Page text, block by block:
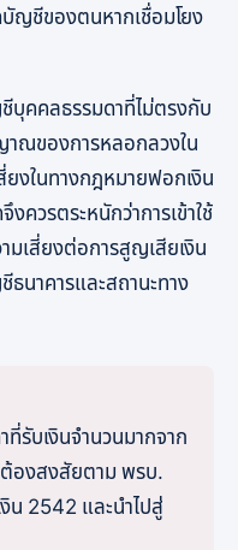
ญชีของตนหากเชื่อมโยง
บุคคลธรรมดาที่ไม่ตรงกับ
ณของการหลอกลวงใน
งในทางกฎหมายฟอกเงิน
ควรตระหนักว่าการเข้าใช้
มเสี่ยงต่อการสูญเสียเงิน
นาคารและสถานะทาง
รับเงินจำนวนมากจาก
ต้องสงสัยตาม พรบ.
น 2542 และนำไปสู่